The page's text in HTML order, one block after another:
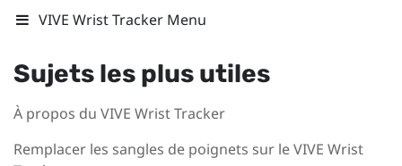
VIVE Wrist Tracker Menu
Sujets les plus utiles
À propos du VIVE Wrist Tracker
Remplacer les sangles de poignets sur le VIVE Wrist